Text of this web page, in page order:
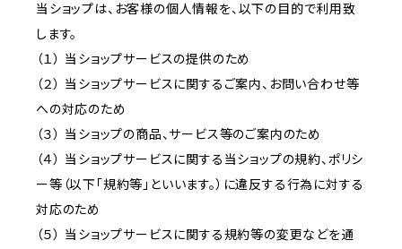
当ショップは、お客様の個人情報を、以下の目的で利用致
します。
（１） 当ショップサービスの提供のため
（２） 当ショップサービスに関するご案内、お問い合わせ等
への対応のため
（３） 当ショップの商品、サービス等のご案内のため
（４） 当ショップサービスに関する当ショップの規約、ポリシ
ー等（以下「規約等」といいます。）に違反する行為に対する
対応のため
（５） 当ショップサービスに関する規約等の変更などを通